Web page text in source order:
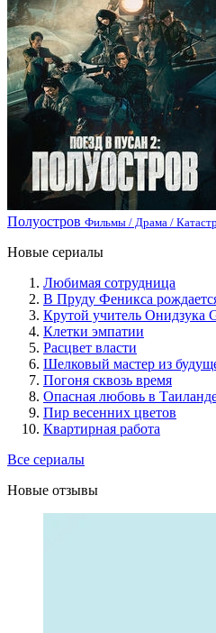
Полуостров Фильмы / Драма /
Новые сериалы
Любимая сотрудница
В Пруду Феникса
Крутой учитель Онидзука
Клетки эмпатии
Расцвет власти
Шелковый мастер из
Погоня сквозь время
Опасная любовь в
Пир весенних цветов
Квартирная работа
Все сериалы
Новые отзывы